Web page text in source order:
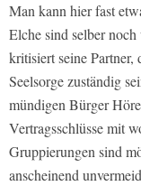
Man kann hier fast
Elche sind selber
kritisiert seine
Seelsorge zuständig
mündigen Bürger
Vertragsschlüsse mit
Gruppierungen sind
anscheinend